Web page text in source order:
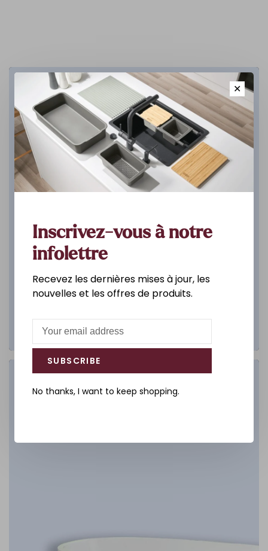
Cuisine
DÉCOUVREZ
✕
Inscrivez-vous à notre
infolettre
Recevez les dernières mises à jour, les
nouvelles et les offres de produits.
SUBSCRIBE
No thanks, I want to keep shopping.